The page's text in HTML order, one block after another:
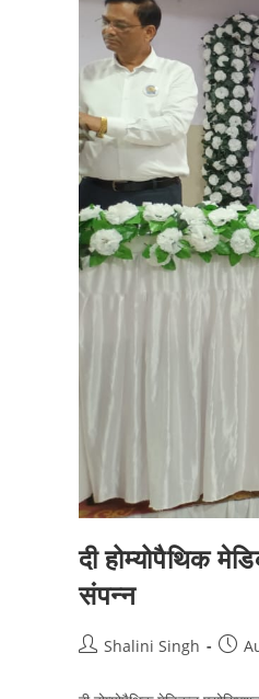
दी होम्योपैथिक
संपन्न
PostShalini Singh
Post